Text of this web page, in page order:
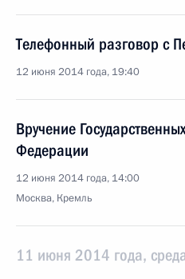
Телефонный разговор с
12 июня 2014 года, 19:40
Вручение
Федерации
12 июня 2014 года, 14:00
Москва, Кремль
11 июня 2014 года,